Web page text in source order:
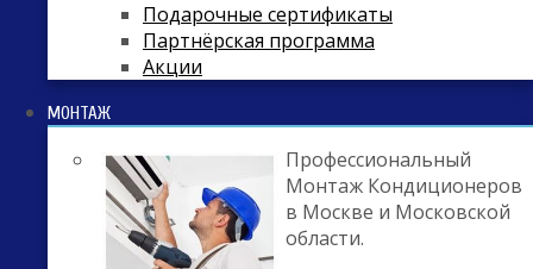
Подарочные сертификаты
Партнёрская программа
Акции
МОНТАЖ
Профессиональный
Монтаж Кондиционеров
в Москве и Московской
области.